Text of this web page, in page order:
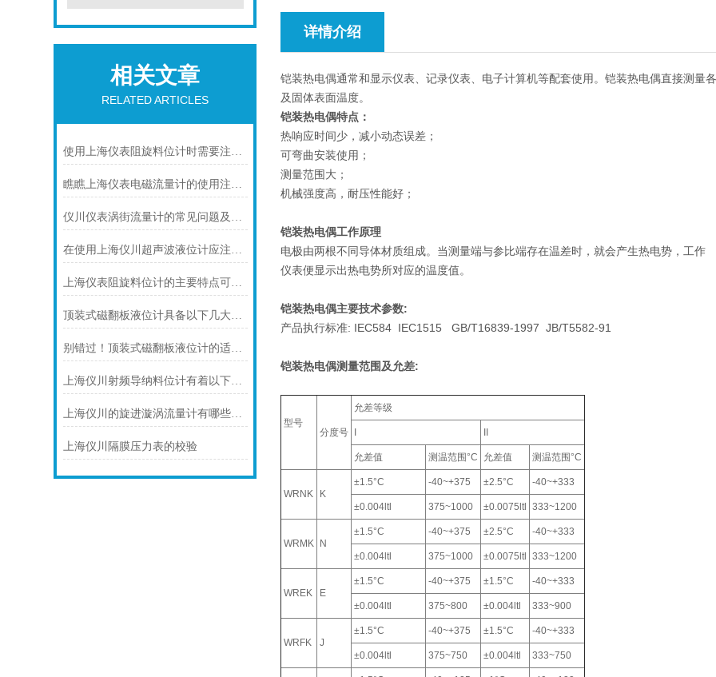
相关文章
RELATED ARTICLES
使用上海仪表阻旋料位计时需要注意的一些事项
瞧瞧上海仪表电磁流量计的使用注意事项
仪川仪表涡街流量计的常见问题及解决方法如下
在使用上海仪川超声波液位计应注间的现场条件
上海仪表阻旋料位计的主要特点可归纳如下
顶装式磁翻板液位计具备以下几大主要特点
别错过！顶装式磁翻板液位计的适用版图，一文解锁核心场景
上海仪川射频导纳料位计有着以下几大技术特点
上海仪川的旋进漩涡流量计有哪些应用案例
上海仪川隔膜压力表的校验
详情介绍
铠装热电偶通常和显示仪表、记录仪表、电子计算机等配套使用。铠装热电偶直接测量
及固体表面温度。
铠装热电偶特点：
热响应时间少，减小动态误差；
可弯曲安装使用；
测量范围大；
机械强度高，耐压性能好；
铠装热电偶工作原理
电极由两根不同导体材质组成。当测量端与参比端存在温差时，就会产生热电势，工作
仪表便显示出热电势所对应的温度值。
铠装热电偶主要技术参数:
产品执行标准: IEC584 IEC1515 GB/T16839-1997 JB/T5582-91
铠装热电偶测量范围及允差:
型号
分度号
允差等级
允差值 测温范围°C 允差值 测温范围°C
WRNK K
±1.5°C -40~+375 ±2.5°C -40~+333
±0.004ltl 375~1000 ±0.0075ltl 333~1200
WRMK N
±1.5°C -40~+375 ±2.5°C -40~+333
±0.004ltl 375~1000 ±0.0075ltl 333~1200
WREK E
±1.5°C -40~+375 ±1.5°C -40~+333
±0.004ltl 375~800 ±0.004ltl 333~900
WRFK J
±1.5°C -40~+375 ±1.5°C -40~+333
±0.004ltl 375~750 ±0.004ltl 333~750